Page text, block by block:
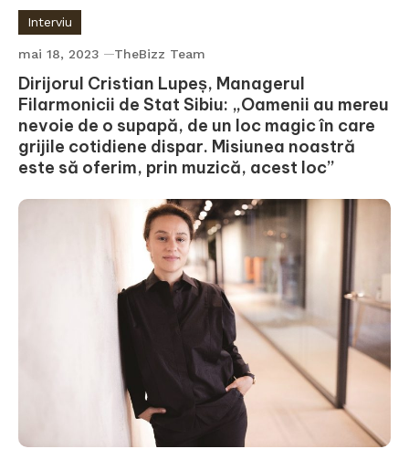
Interviu
mai 18, 2023 TheBizz Team
Dirijorul Cristian Lupeș, Managerul
Filarmonicii de Stat Sibiu: „Oamenii au mereu
nevoie de o supapă, de un loc magic în care
grijile cotidiene dispar. Misiunea noastră
este să oferim, prin muzică, acest loc”